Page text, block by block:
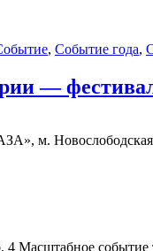
, Событие года,
—
Новослободская,
Масштабное событие